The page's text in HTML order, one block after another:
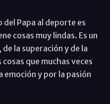
del Papa al deporte es
cosas muy lindas. Es un
la superación y de la
que muchas veces
emoción y por la pasión